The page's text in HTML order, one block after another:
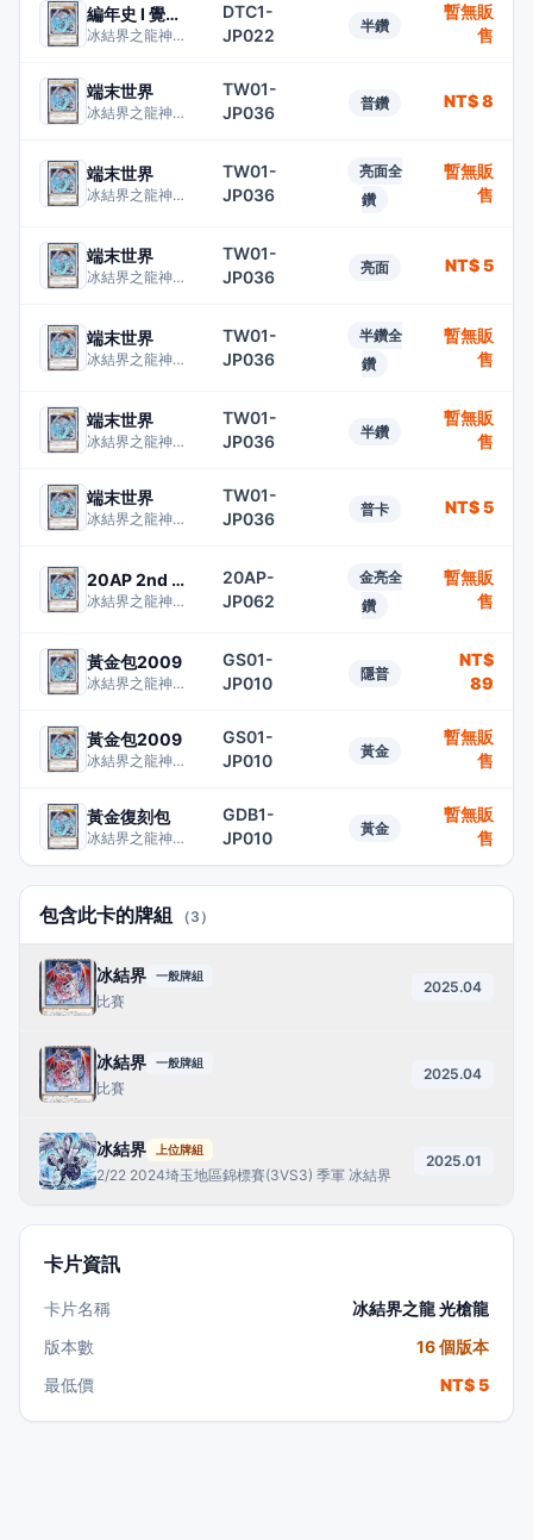
編年史 I 覺醒之章
冰結界之龍神槍龍
DTC1-
JP022
半鑽
暫無販
售
端末世界
冰結界之龍神槍龍
TW01-
JP036
普鑽 NT$ 8
端末世界
冰結界之龍神槍龍
TW01-
JP036
亮面全
鑽
暫無販
售
端末世界
冰結界之龍神槍龍
TW01-
JP036
亮面 NT$ 5
端末世界
冰結界之龍神槍龍
TW01-
JP036
半鑽全
鑽
暫無販
售
端末世界
冰結界之龍神槍龍
TW01-
JP036
半鑽
暫無販
售
端末世界
冰結界之龍神槍龍
TW01-
JP036
普卡 NT$ 5
20AP 2nd WAVE
冰結界之龍神槍龍
20AP-
JP062
金亮全
鑽
暫無販
售
黃金包2009
冰結界之龍神槍龍
GS01-
JP010
隱普
NT$
89
黃金包2009
冰結界之龍神槍龍
GS01-
JP010
黃金
暫無販
售
黃金復刻包
冰結界之龍神槍龍
GDB1-
JP010
黃金
暫無販
售
包含此卡的牌組 （3）
冰結界 一般牌組
比賽
2025.04
冰結界 一般牌組
比賽
2025.04
冰結界 上位牌組
2/22 2024埼玉地區錦標賽(3VS3) 季軍 冰結界
2025.01
卡片資訊
卡片名稱
冰結界之龍 光槍龍
版本數
16 個版本
最低價
NT$ 5